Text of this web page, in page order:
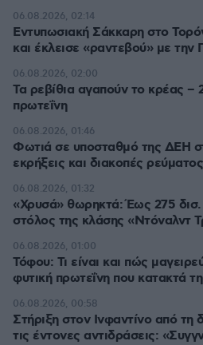
Εντυπωσιακή Σάκκαρη στο
και έκλεισε «ραντεβού» με την
06.08.2026, 02:14
Τα ρεβίθια αγαπούν το κρέας
πρωτεΐνη
06.08.2026, 02:00
Φωτιά σε υποσταθμό της ΔΕΗ
εκρήξεις και διακοπές
06.08.2026, 01:46
«Χρυσά» θωρηκτά: Έως 275 δισ.
στόλος της κλάσης «Ντόναλντ
06.08.2026, 01:32
Τόφου: Τι είναι και πώς
φυτική πρωτεΐνη που κατακτά
06.08.2026, 01:00
Στήριξη στον Ινφαντίνο από τη
τις έντονες αντιδράσεις:
06.08.2026, 00:58